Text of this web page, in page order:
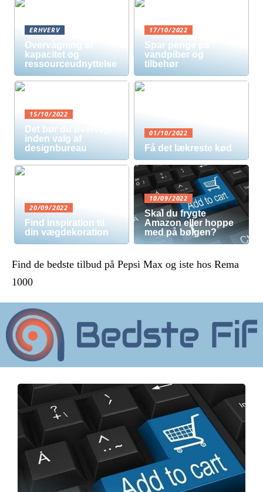
ERHVERV
Overvågning af
kapacitet og
ressourceudnyttelse
17/10/2022
Spar penge på
vandpiber og
tilbehør
15/10/2022
Det bør du overveje
inden valg af
designbureau
01/10/2022
Få det lækreste kød
20/09/2022
Find inspiration til
din vægdekoration
10/09/2022
Skal du frygte
Amazon eller hoppe
med på bølgen?
Find de bedste tilbud på Pepsi Max og iste hos Rema
1000